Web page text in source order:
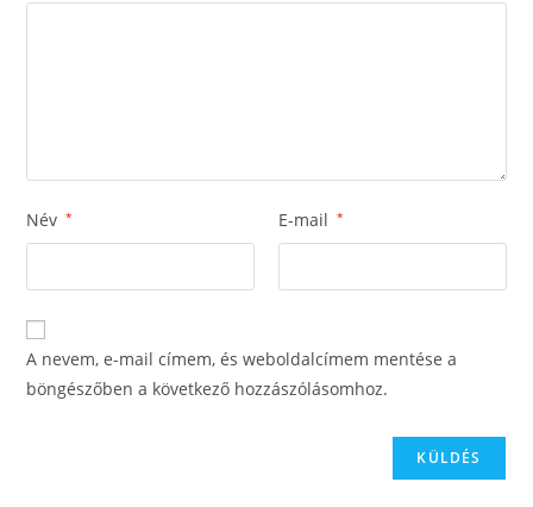
Név * E-mail *
A nevem, e-mail címem, és weboldalcímem mentése a
böngészőben a következő hozzászólásomhoz.